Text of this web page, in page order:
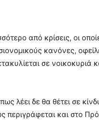
από κρίσεις, οι
κανόνες,
σε νοικοκυριά
λέει δε θα θέτει σε
περιγράφεται και στο